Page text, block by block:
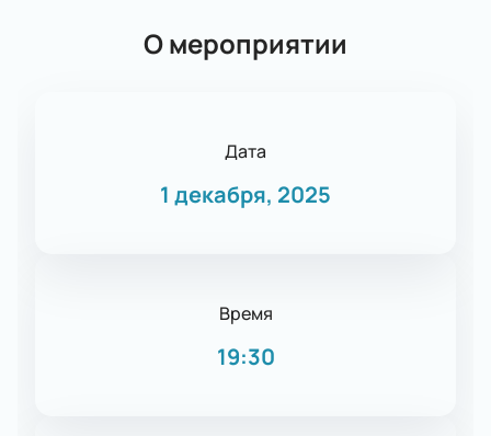
О мероприятии
Дата
1 декабря, 2025
Время
19:30